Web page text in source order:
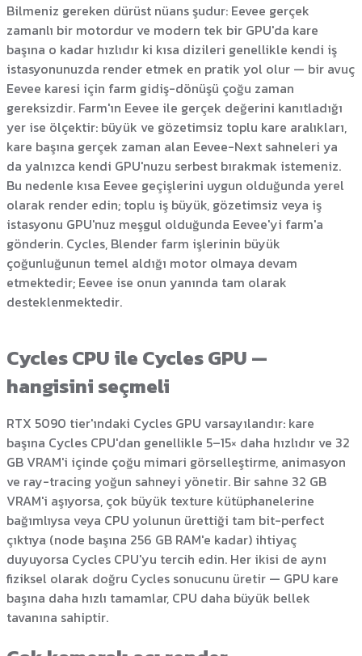
Bilmeniz gereken dürüst nüans şudur: Eevee gerçek
zamanlı bir motordur ve modern tek bir GPU'da kare
başına o kadar hızlıdır ki kısa dizileri genellikle kendi iş
istasyonunuzda render etmek en pratik yol olur — bir avuç
Eevee karesi için farm gidiş-dönüşü çoğu zaman
gereksizdir. Farm'ın Eevee ile gerçek değerini kanıtladığı
yer ise ölçektir: büyük ve gözetimsiz toplu kare aralıkları,
kare başına gerçek zaman alan Eevee-Next sahneleri ya
da yalnızca kendi GPU'nuzu serbest bırakmak istemeniz.
Bu nedenle kısa Eevee geçişlerini uygun olduğunda yerel
olarak render edin; toplu iş büyük, gözetimsiz veya iş
istasyonu GPU'nuz meşgul olduğunda Eevee'yi farm'a
gönderin. Cycles, Blender farm işlerinin büyük
çoğunluğunun temel aldığı motor olmaya devam
etmektedir; Eevee ise onun yanında tam olarak
desteklenmektedir.
Cycles CPU ile Cycles GPU —
hangisini seçmeli
RTX 5090 tier'ındaki Cycles GPU varsayılandır: kare
başına Cycles CPU'dan genellikle 5–15× daha hızlıdır ve 32
GB VRAM'i içinde çoğu mimari görselleştirme, animasyon
ve ray-tracing yoğun sahneyi yönetir. Bir sahne 32 GB
VRAM'i aşıyorsa, çok büyük texture kütüphanelerine
bağımlıysa veya CPU yolunun ürettiği tam bit-perfect
çıktıya (node başına 256 GB RAM'e kadar) ihtiyaç
duyuyorsa Cycles CPU'yu tercih edin. Her ikisi de aynı
fiziksel olarak doğru Cycles sonucunu üretir — GPU kare
başına daha hızlı tamamlar, CPU daha büyük bellek
tavanına sahiptir.